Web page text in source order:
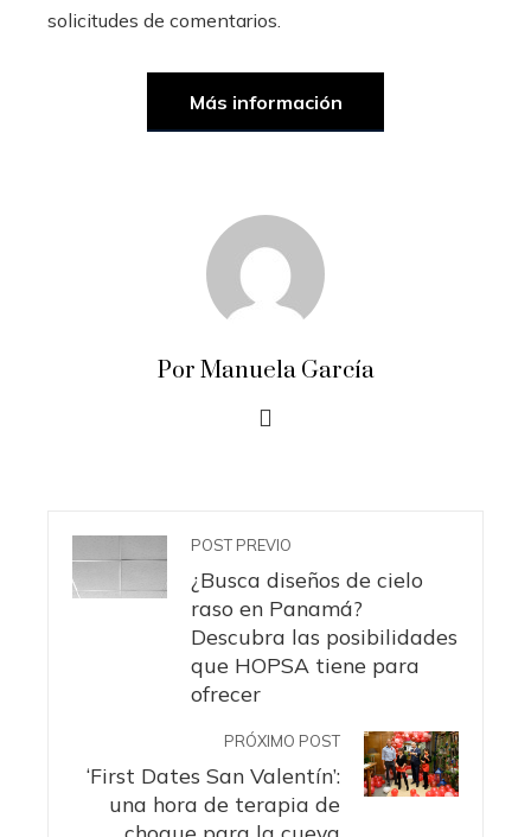
solicitudes de comentarios.
Más información
Por Manuela García
POST PREVIO
¿Busca diseños de cielo
raso en Panamá?
Descubra las posibilidades
que HOPSA tiene para
ofrecer
PRÓXIMO POST
‘First Dates San Valentín’:
una hora de terapia de